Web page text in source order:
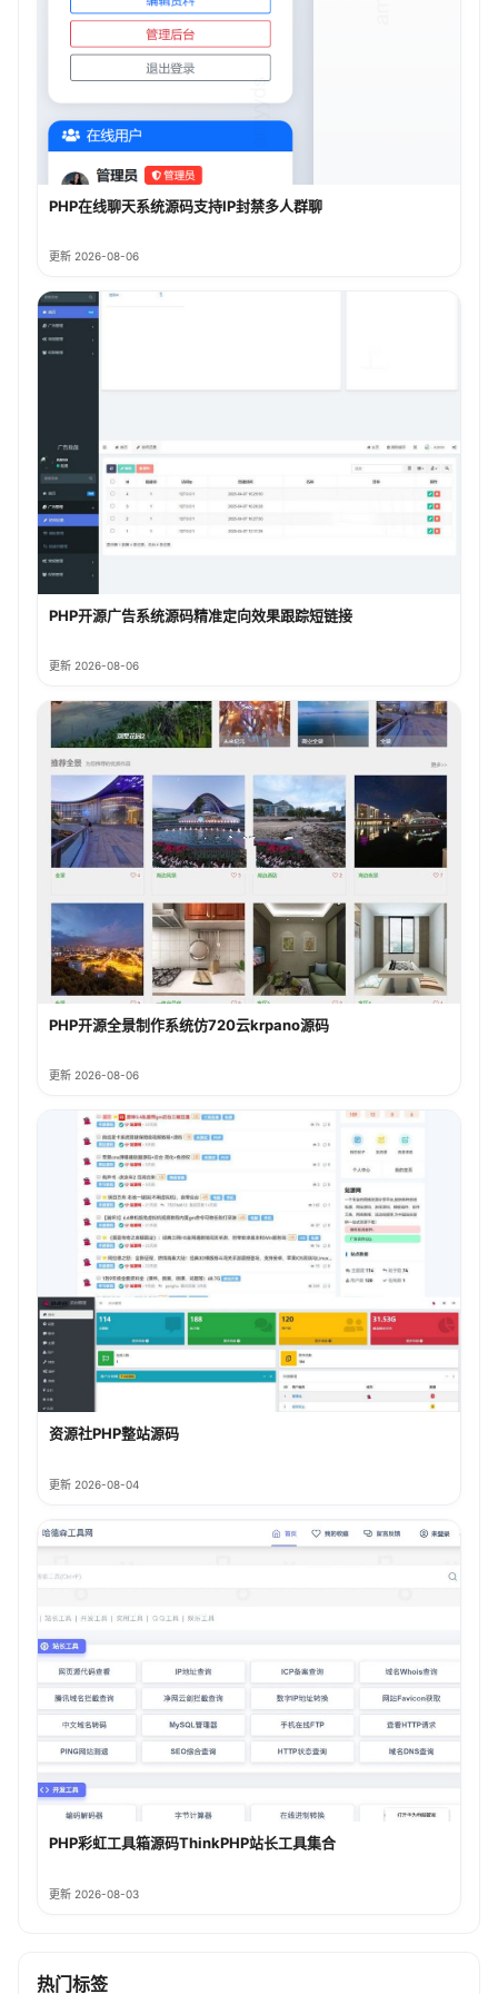
PHP在线聊天系统源码支持IP封禁多人群聊
更新 2026-08-06
PHP开源广告系统源码精准定向效果跟踪短链接
更新 2026-08-06
PHP开源全景制作系统仿720云krpano源码
更新 2026-08-06
资源社PHP整站源码
更新 2026-08-04
PHP彩虹工具箱源码ThinkPHP站长工具集合
更新 2026-08-03
热门标签